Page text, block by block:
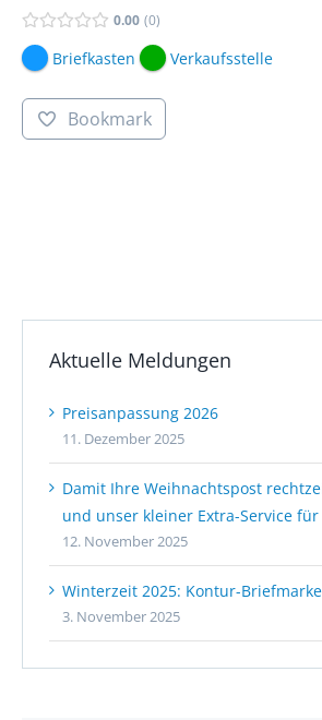
0.00 0
Briefkasten Verkaufsstelle
Bookmark
Aktuelle Meldungen
Preisanpassung 2026
11. Dezember 2025
Damit Ihre Weihnachtspost
und unser kleiner Extra-Service für
12. November 2025
Winterzeit 2025: Kontur-
3. November 2025